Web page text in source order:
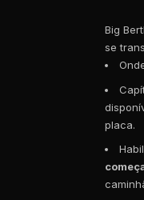
Big
se
placa.